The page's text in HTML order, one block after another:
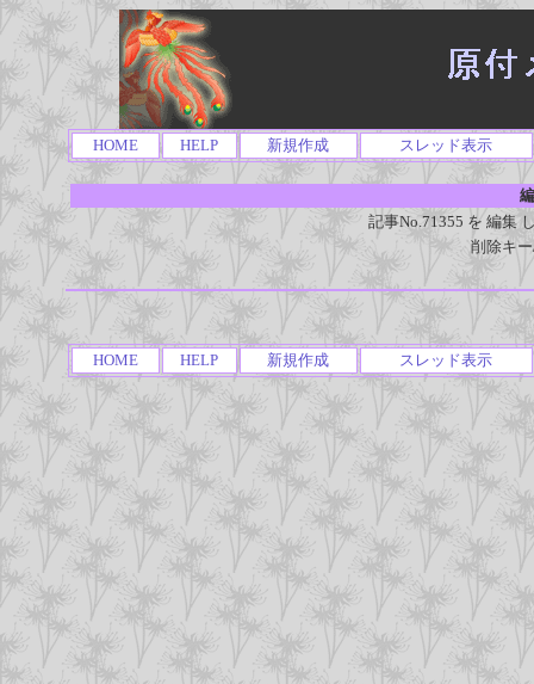
HOME HELP 新規作成 スレッド表示
記事No.71355 を 編集
削除キ
HOME HELP 新規作成 スレッド表示